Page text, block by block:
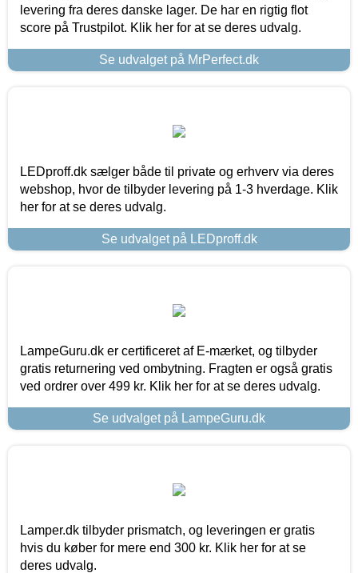
levering fra deres danske lager. De har en rigtig flot
score på Trustpilot. Klik her for at se deres udvalg.
Se udvalget på MrPerfect.dk
LEDproff.dk sælger både til private og erhverv via deres
webshop, hvor de tilbyder levering på 1-3 hverdage. Klik
her for at se deres udvalg.
Se udvalget på LEDproff.dk
LampeGuru.dk er certificeret af E-mærket, og tilbyder
gratis returnering ved ombytning. Fragten er også gratis
ved ordrer over 499 kr. Klik her for at se deres udvalg.
Se udvalget på LampeGuru.dk
Lamper.dk tilbyder prismatch, og leveringen er gratis
hvis du køber for mere end 300 kr. Klik her for at se
deres udvalg.